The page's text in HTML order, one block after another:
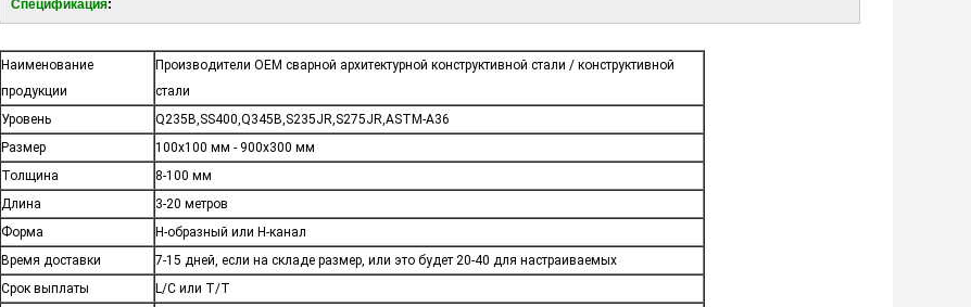
Спецификация:
Наименование
продукции
Производители OEM сварной архитектурной конструктивной стали / конструктивной
стали
Уровень
Q235B,SS400,Q345B,S235JR,S275JR,ASTM-A36
Размер
100х100 мм - 900х300 мм
Толщина
8-100 мм
Длина
3-20 метров
Форма
H-образный или H-канал
Время доставки
7-15 дней, если на складе размер, или это будет 20-40 для настраиваемых
Срок выплаты
L/C или T/T